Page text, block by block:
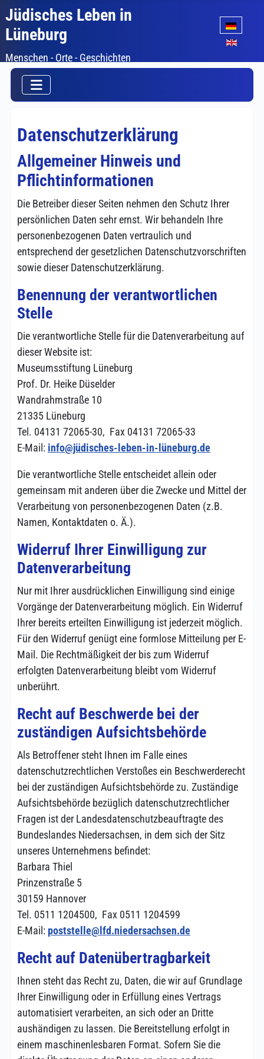
Jüdisches Leben in
Lüneburg
Menschen - Orte - Geschichten
Sprache
Datenschutzerklärung
Allgemeiner Hinweis und
Pflichtinformationen
Die Betreiber dieser Seiten nehmen den Schutz Ihrer
persönlichen Daten sehr ernst. Wir behandeln Ihre
personenbezogenen Daten vertraulich und
entsprechend der gesetzlichen Datenschutzvorschriften
sowie dieser Datenschutzerklärung.
Benennung der verantwortlichen
Stelle
Die verantwortliche Stelle für die Datenverarbeitung auf
dieser Website ist:
Museumsstiftung Lüneburg
Prof. Dr. Heike Düselder
Wandrahmstraße 10
21335 Lüneburg
Tel. 04131 72065-30, Fax 04131 72065-33
E-Mail: info@jüdisches-leben-in-lüneburg.de
Die verantwortliche Stelle entscheidet allein oder
gemeinsam mit anderen über die Zwecke und Mittel der
Verarbeitung von personenbezogenen Daten (z.B.
Namen, Kontaktdaten o. Ä.).
Widerruf Ihrer Einwilligung zur
Datenverarbeitung
Nur mit Ihrer ausdrücklichen Einwilligung sind einige
Vorgänge der Datenverarbeitung möglich. Ein Widerruf
Ihrer bereits erteilten Einwilligung ist jederzeit möglich.
Für den Widerruf genügt eine formlose Mitteilung per E-
Mail. Die Rechtmäßigkeit der bis zum Widerruf
erfolgten Datenverarbeitung bleibt vom Widerruf
unberührt.
Recht auf Beschwerde bei der
zuständigen Aufsichtsbehörde
Als Betroffener steht Ihnen im Falle eines
datenschutzrechtlichen Verstoßes ein Beschwerderecht
bei der zuständigen Aufsichtsbehörde zu. Zuständige
Aufsichtsbehörde bezüglich datenschutzrechtlicher
Fragen ist der Landesdatenschutzbeauftragte des
Bundeslandes Niedersachsen, in dem sich der Sitz
unseres Unternehmens befindet:
Barbara Thiel
Prinzenstraße 5
30159 Hannover
Tel. 0511 1204500, Fax 0511 1204599
E-Mail: poststelle@lfd.niedersachsen.de
Recht auf Datenübertragbarkeit
Ihnen steht das Recht zu, Daten, die wir auf Grundlage
Ihrer Einwilligung oder in Erfüllung eines Vertrags
automatisiert verarbeiten, an sich oder an Dritte
aushändigen zu lassen. Die Bereitstellung erfolgt in
einem maschinenlesbaren Format. Sofern Sie die